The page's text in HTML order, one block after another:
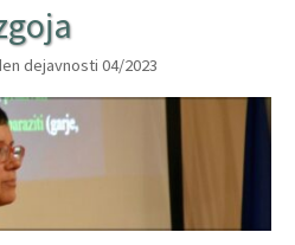
dejavnosti 04/2023